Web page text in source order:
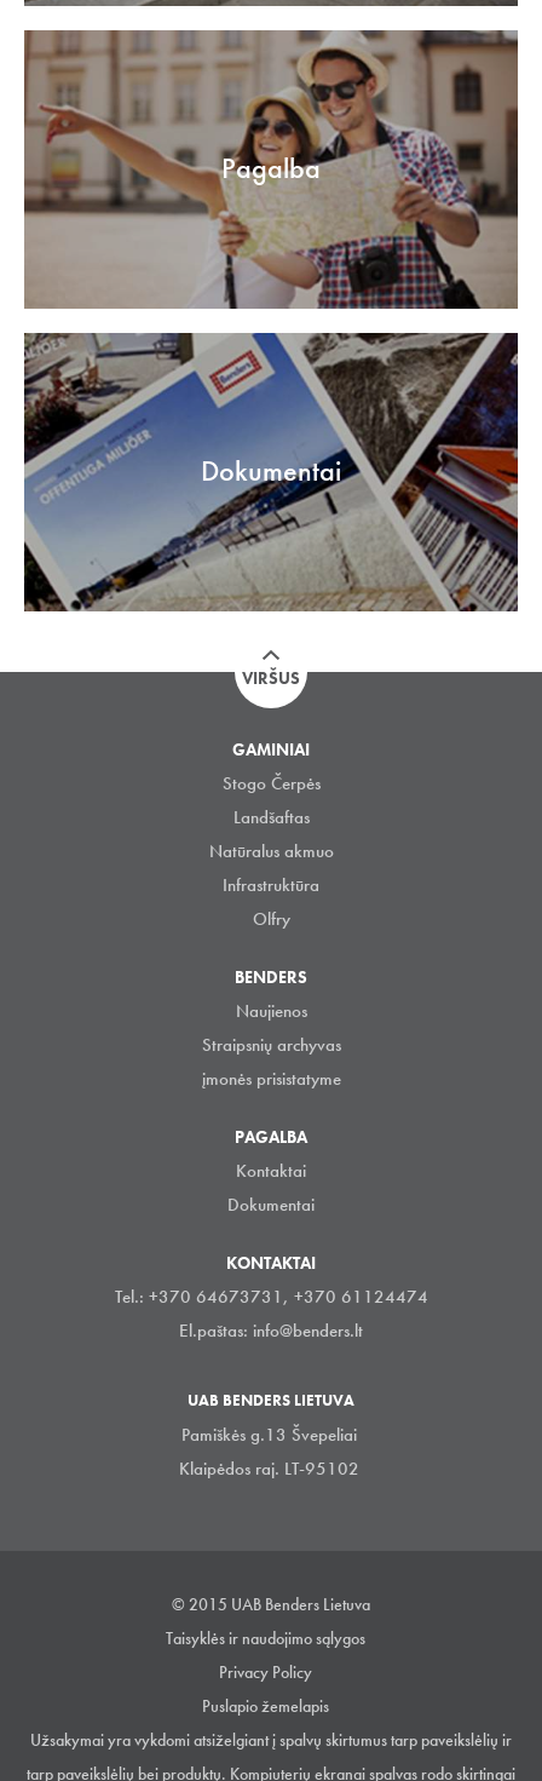
Pagalba
Dokumentai
VIRŠUS
GAMINIAI
Stogo Čerpės
Landšaftas
Natūralus akmuo
Infrastruktūra
Olfry
BENDERS
Naujienos
Straipsnių archyvas
įmonės prisistatyme
PAGALBA
Kontaktai
Dokumentai
KONTAKTAI
Tel.: +370 64673731, +370 61124474
El.paštas: info@benders.lt
UAB BENDERS LIETUVA
Pamiškės g.13 Švepeliai
Klaipėdos raj. LT-95102
© 2015 UAB Benders Lietuva
Taisyklės ir naudojimo sąlygos
Privacy Policy
Puslapio žemelapis
Užsakymai yra vykdomi atsiželgiant į spalvų skirtumus tarp paveikslėlių ir
tarp paveikslėlių bei produktų. Kompiuterių ekranai spalvas rodo skirtingai